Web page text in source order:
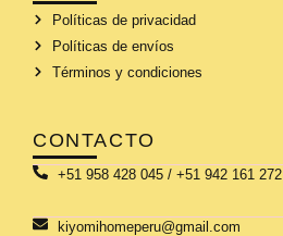
Políticas de privacidad
Políticas de envíos
Términos y condiciones
CONTACTO
+51 958 428 045 / +51 942 161 272
kiyomihomeperu@gmail.com